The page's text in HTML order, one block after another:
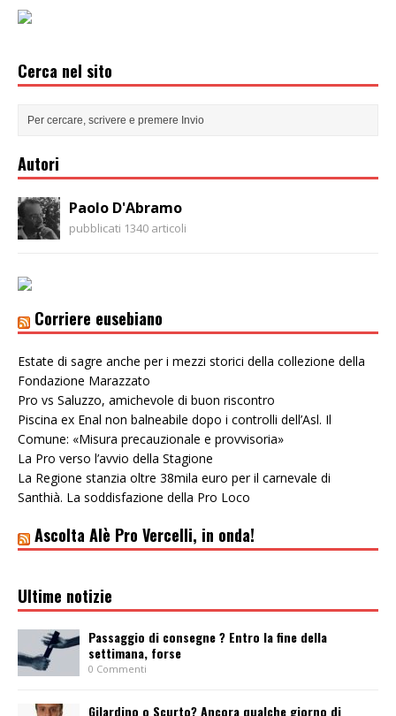
Cerca nel sito
Autori
Paolo D'Abramo
pubblicati 1340 articoli
Corriere eusebiano
Estate di sagre anche per i mezzi storici della collezione della
Fondazione Marazzato
Pro vs Saluzzo, amichevole di buon riscontro
Piscina ex Enal non balneabile dopo i controlli dell’Asl. Il
Comune: «Misura precauzionale e provvisoria»
La Pro verso l’avvio della Stagione
La Regione stanzia oltre 38mila euro per il carnevale di
Santhià. La soddisfazione della Pro Loco
Ascolta Alè Pro Vercelli, in onda!
Ultime notizie
Passaggio di consegne ? Entro la fine della
settimana, forse
0 Commenti
Gilardino o Scurto? Ancora qualche giorno di